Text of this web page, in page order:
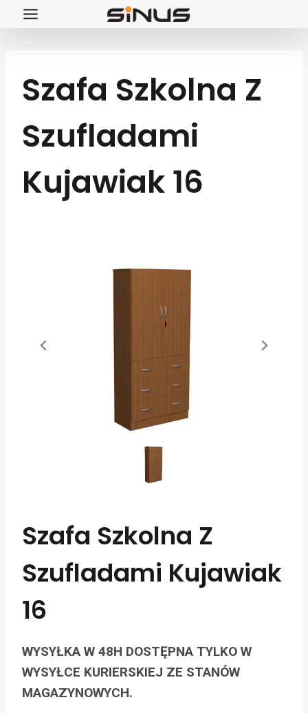
Przejdź
Szafa Szkolna Z
Szufladami
Kujawiak 16
Szafa Szkolna Z
Szufladami Kujawiak
16
WYSYŁKA W 48H DOSTĘPNA TYLKO W
WYSYŁCE KURIERSKIEJ ZE STANÓW
MAGAZYNOWYCH.